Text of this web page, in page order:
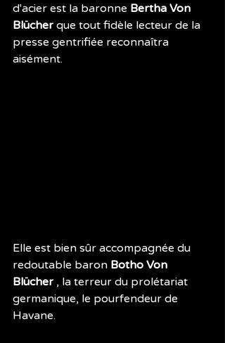
d'acier est la baronne Bertha Von
Blücher que tout fidèle lecteur de la
presse gentrifiée reconnaîtra
aisément.
Elle est bien sûr accompagnée du
redoutable baron Botho Von
Blücher , la terreur du prolétariat
germanique, le pourfendeur de
Havane.